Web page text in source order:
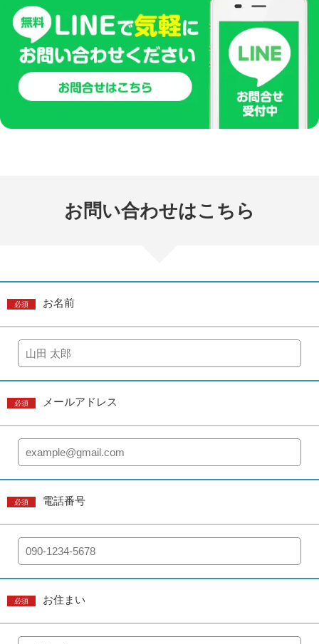
お問い合わせはこちら
必須 お名前
必須 メールアドレス
必須 電話番号
必須 お住まい